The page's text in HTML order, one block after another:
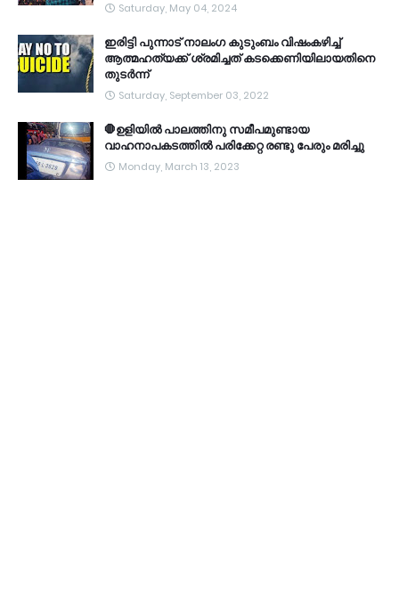
Saturday, May 04, 2024
ഇരിട്ടി പുന്നാട് നാലംഗ കുടുംബം വിഷംകഴിച്ച്‌
ആത്മഹത്യക്ക് ശ്രമിച്ചത് കടക്കെണിയിലായതിനെ
തുടർന്ന്
Saturday, September 03, 2022
🛑ഉളിയിൽ പാലത്തിനു സമീപമുണ്ടായ
വാഹനാപകടത്തിൽ പരിക്കേറ്റ രണ്ടു പേരും മരിച്ചു
Monday, March 13, 2023